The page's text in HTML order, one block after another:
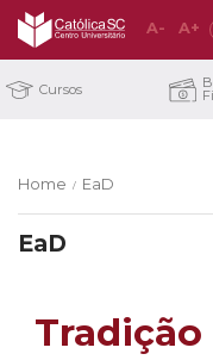
A- A+
Cursos
Home / EaD
EaD